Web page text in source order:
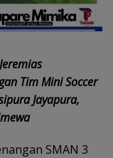
Tim Mini Soccer
Jayapura,
SMAN 3